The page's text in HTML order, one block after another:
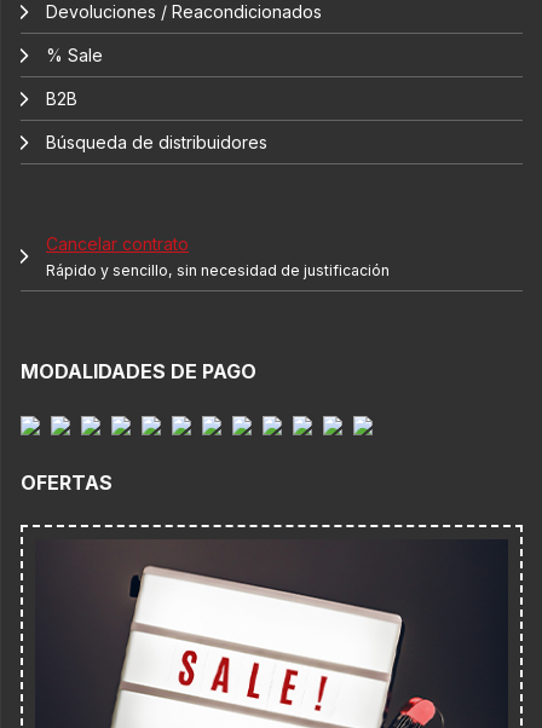
Devoluciones / Reacondicionados
% Sale
B2B
Búsqueda de distribuidores
Cancelar contrato
Rápido y sencillo, sin necesidad de justificación
MODALIDADES DE PAGO
OFERTAS